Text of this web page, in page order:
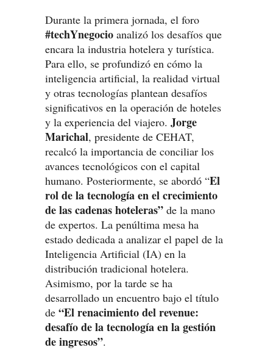
Durante la primera jornada, el foro
#techYnegocio analizó los desafíos que
encara la industria hotelera y turística.
Para ello, se profundizó en cómo la
inteligencia artificial, la realidad virtual
y otras tecnologías plantean desafíos
significativos en la operación de hoteles
y la experiencia del viajero. Jorge
Marichal, presidente de CEHAT,
recalcó la importancia de conciliar los
avances tecnológicos con el capital
humano. Posteriormente, se abordó “El
rol de la tecnología en el crecimiento
de las cadenas hoteleras” de la mano
de expertos. La penúltima mesa ha
estado dedicada a analizar el papel de la
Inteligencia Artificial (IA) en la
distribución tradicional hotelera.
Asimismo, por la tarde se ha
desarrollado un encuentro bajo el título
de “El renacimiento del revenue:
desafío de la tecnología en la gestión
de ingresos”.